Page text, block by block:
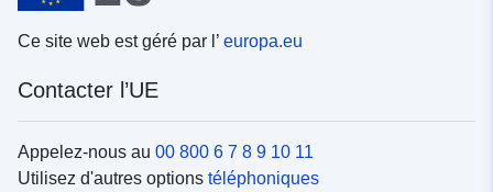
Ce site web est géré par l’ europa.eu
Contacter l’UE
Appelez-nous au 00 800 6 7 8 9 10 11
Utilisez d'autres options téléphoniques